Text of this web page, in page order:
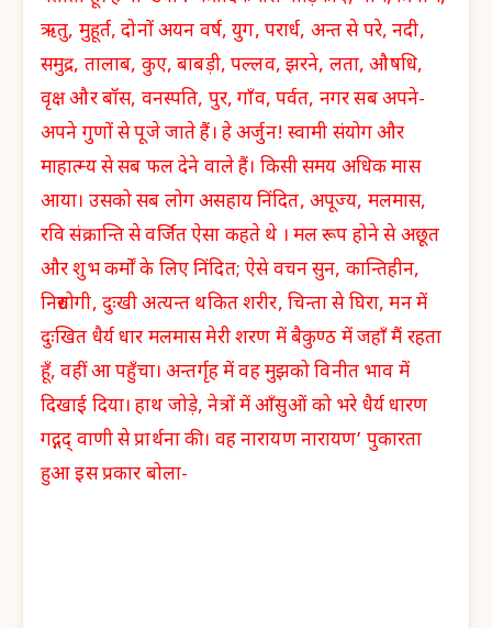
ऋतु, मुहूर्त, दोनों अयन वर्ष, युग, परार्ध, अन्त से परे, नदी,
समुद्र, तालाब, कुए, बाबड़ी, पल्लव, झरने, लता, औषधि,
वृक्ष और बॉस, वनस्पति, पुर, गाँव, पर्वत, नगर सब अपने-
अपने गुणों से पूजे जाते हैं। हे अर्जुन! स्वामी संयोग और
माहात्म्य से सब फल देने वाले हैं। किसी समय अधिक मास
आया। उसको सब लोग असहाय निंदित, अपूज्य, मलमास,
रवि संक्रान्ति से वर्जित ऐसा कहते थे । मल रूप होने से अछूत
और शुभ कर्मों के लिए निंदित; ऐसे वचन सुन, कान्तिहीन,
निरुद्योगी, दुःखी अत्यन्त थकित शरीर, चिन्ता से घिरा, मन में
दुःखित धैर्य धार मलमास मेरी शरण में बैकुण्ठ में जहाँ मैं रहता
हूँ, वहीं आ पहुँचा। अन्तर्गृह में वह मुझको विनीत भाव में
दिखाई दिया। हाथ जोड़े, नेत्रों में आँसुओं को भरे धैर्य धारण
गद्गद् वाणी से प्रार्थना की। वह नारायण नारायण’ पुकारता
हुआ इस प्रकार बोला-